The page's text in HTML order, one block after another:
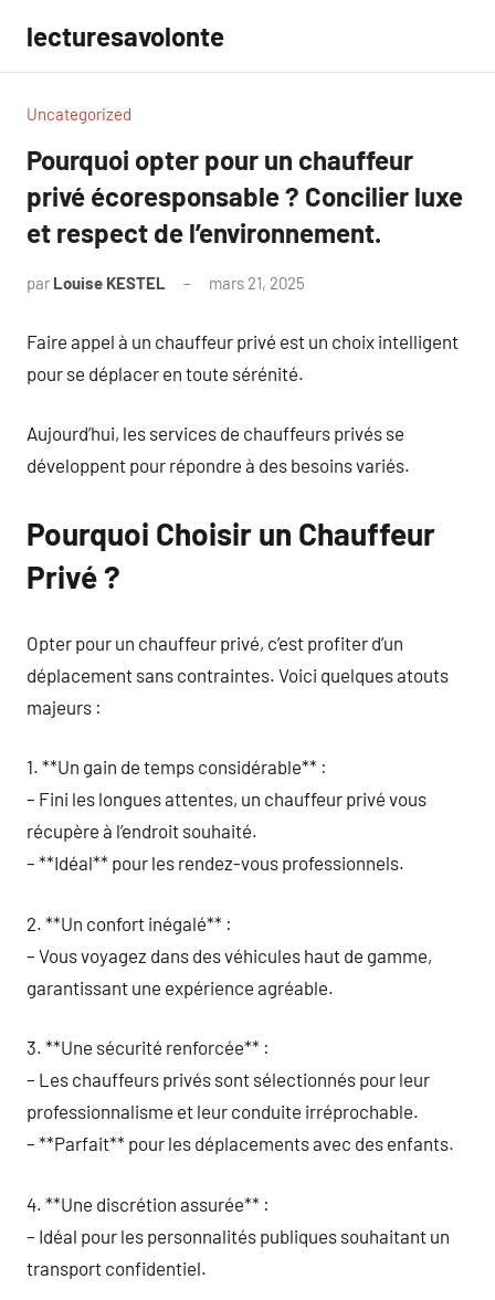
contenu
lecturesavolonte
Uncategorized
Pourquoi opter pour un chauffeur
privé écoresponsable ? Concilier luxe
et respect de l’environnement.
par Louise KESTEL mars 21, 2025
Faire appel à un chauffeur privé est un choix intelligent
pour se déplacer en toute sérénité.
Aujourd’hui, les services de chauffeurs privés se
développent pour répondre à des besoins variés.
Pourquoi Choisir un Chauffeur
Privé ?
Opter pour un chauffeur privé, c’est profiter d’un
déplacement sans contraintes. Voici quelques atouts
majeurs :
1. **Un gain de temps considérable** :
– Fini les longues attentes, un chauffeur privé vous
récupère à l’endroit souhaité.
– **Idéal** pour les rendez-vous professionnels.
2. **Un confort inégalé** :
– Vous voyagez dans des véhicules haut de gamme,
garantissant une expérience agréable.
3. **Une sécurité renforcée** :
– Les chauffeurs privés sont sélectionnés pour leur
professionnalisme et leur conduite irréprochable.
– **Parfait** pour les déplacements avec des enfants.
4. **Une discrétion assurée** :
– Idéal pour les personnalités publiques souhaitant un
transport confidentiel.